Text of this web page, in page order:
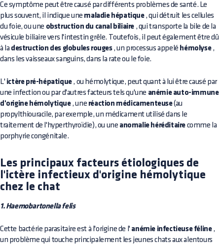
Ce symptôme peut être causé par différents problèmes de santé. Le
plus souvent, il indique une maladie hépatique, qui détruit les cellules
du foie, ou une obstruction du canal biliaire , qui transporte la bile de la
vésicule biliaire vers l'intestin grêle. Toutefois, il peut également être dû
à la destruction des globules rouges, un processus appelé hémolyse,
dans les vaisseaux sanguins, dans la rate ou le foie.
L' ictère pré-hépatique, ou hémolytique, peut quant à lui être causé par
une infection ou par d'autres facteurs tels qu'une anémie auto-immune
d'origine hémolytique, une réaction médicamenteuse(au
propylthiouracile, par exemple, un médicament utilisé dans le
traitement de l'hyperthyroïdie), ou une anomalie héréditaire comme la
porphyrie congénitale.
Les principaux facteurs étiologiques de
l'ictère infectieux d'origine hémolytique
chez le chat
1. Haemobartonella felis
Cette bactérie parasitaire est à l'origine de l' anémie infectieuse féline,
un problème qui touche principalement les jeunes chats aux alentours